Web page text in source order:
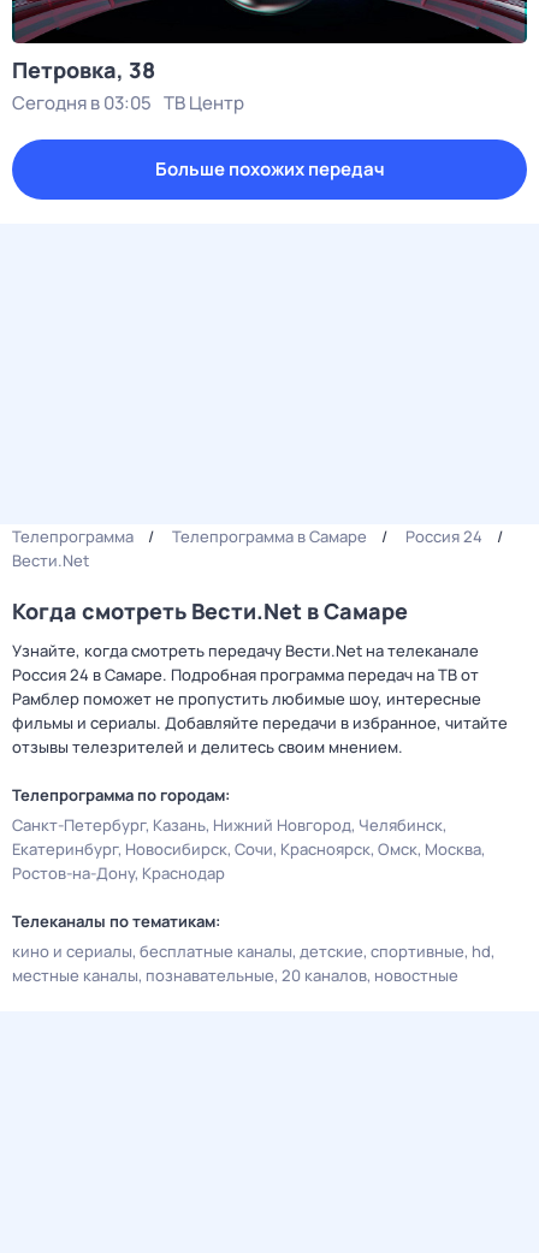
Петровка, 38
Сегодня в 03:05 ТВ Центр
Больше похожих передач
Телепрограмма Телепрограмма в Самаре
Россия 24
Вести.Net
Когда смотреть Вести.Net в Самаре
Узнайте, когда смотреть передачу Вести.Net на телеканале
Россия 24 в Самаре. Подробная программа передач на ТВ от
Рамблер поможет не пропустить любимые шоу, интересные
фильмы и сериалы. Добавляйте передачи в избранное, читайте
отзывы телезрителей и делитесь своим мнением.
Телепрограмма по городам:
Санкт-Петербург Казань Нижний Новгород Челябинск
Екатеринбург Новосибирск Сочи Красноярск Омск Москва
Ростов-на-Дону Краснодар
Телеканалы по тематикам:
кино и сериалы бесплатные каналы детские спортивные hd
местные каналы познавательные 20 каналов новостные